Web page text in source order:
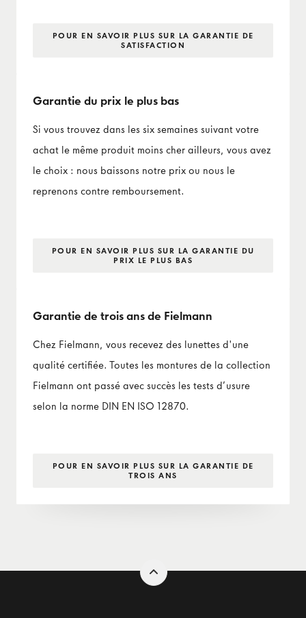
POUR EN SAVOIR PLUS SUR LA GARANTIE DE
SATISFACTION
Garantie du prix le plus bas
Si vous trouvez dans les six semaines suivant votre
achat le même produit moins cher ailleurs, vous avez
le choix : nous baissons notre prix ou nous le
reprenons contre remboursement.
POUR EN SAVOIR PLUS SUR LA GARANTIE DU
PRIX LE PLUS BAS
Garantie de trois ans de Fielmann
Chez Fielmann, vous recevez des lunettes d'une
qualité certifiée. Toutes les montures de la collection
Fielmann ont passé avec succès les tests d’usure
selon la norme DIN EN ISO 12870.
POUR EN SAVOIR PLUS SUR LA GARANTIE DE
TROIS ANS